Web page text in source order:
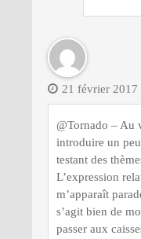
21 février 2017
@Tornado – Au
introduire un
testant des
L’expression
m’apparaît
s’agit bien de
passer aux